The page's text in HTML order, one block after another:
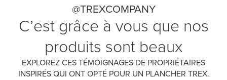
@TREXCOMPANY
C’est grâce à vous que nos
produits sont beaux
EXPLOREZ CES TÉMOIGNAGES DE PROPRIÉTAIRES
INSPIRÉS QUI ONT OPTÉ POUR UN PLANCHER TREX.